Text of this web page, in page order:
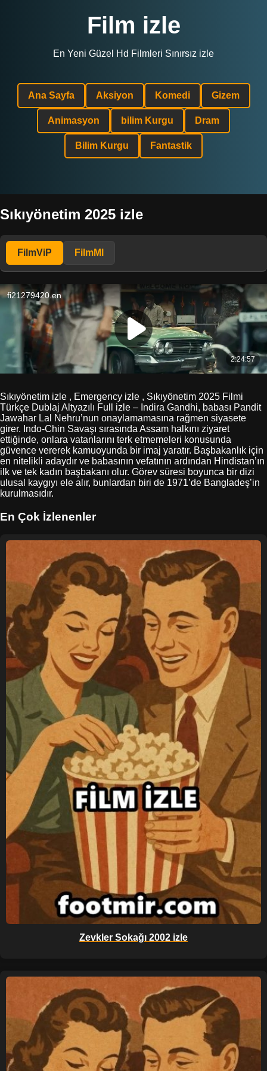
Film izle
En Yeni Güzel Hd Filmleri Sınırsız izle
Ana Sayfa Aksiyon Komedi Gizem
Animasyon bilim Kurgu Dram
Bilim Kurgu Fantastik
Sıkıyönetim 2025 izle
FilmViP FilmMl
Sıkıyönetim izle , Emergency izle , Sıkıyönetim 2025 Filmi
Türkçe Dublaj Altyazılı Full izle – Indira Gandhi, babası Pandit
Jawahar Lal Nehru’nun onaylamamasına rağmen siyasete
girer. Indo-Chin Savaşı sırasında Assam halkını ziyaret
ettiğinde, onlara vatanlarını terk etmemeleri konusunda
güvence vererek kamuoyunda bir imaj yaratır. Başbakanlık için
en nitelikli adaydır ve babasının vefatının ardından Hindistan’ın
ilk ve tek kadın başbakanı olur. Görev süresi boyunca bir dizi
ulusal kaygıyı ele alır, bunlardan biri de 1971’de Bangladeş’in
kurulmasıdır.
En Çok İzlenenler
Zevkler Sokağı 2002 izle